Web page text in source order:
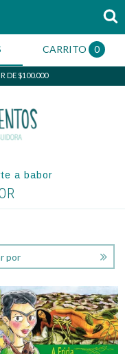
CARRITO 0
DE $100.000
a babor
por